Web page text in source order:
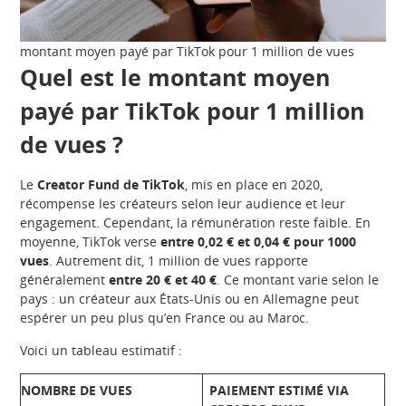
montant moyen payé par TikTok pour 1 million de vues
Quel est le montant moyen
payé par TikTok pour 1 million
de vues ?
LeCreator Fund de TikTok, mis en place en 2020,
récompense les créateurs selon leur audience et leur
engagement. Cependant, la rémunération reste faible. En
moyenne, TikTok verseentre 0,02 € et 0,04 € pour 1000
vues. Autrement dit, 1 million de vues rapporte
généralemententre 20 € et 40 €. Ce montant varie selon le
pays : un créateur aux États-Unis ou en Allemagne peut
espérer un peu plus qu’en France ou au Maroc.
Voici un tableau estimatif :
NOMBRE DE VUES
PAIEMENT ESTIMÉ VIA